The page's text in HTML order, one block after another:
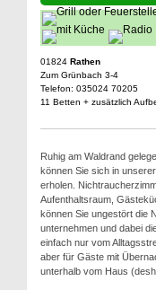
01824 Rathen
Zum Grünbach 3-4
Telefon: 035024 70205
11 Betten + zusätzlich
Ruhig am Waldrand
können Sie sich in
erholen.
Aufenthaltsraum,
können Sie ungestört die
unternehmen und dabei
einfach nur vom
aber für Gäste mit
unterhalb vom Haus